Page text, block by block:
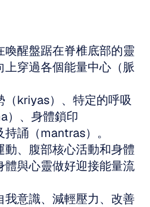
喚醒盤踞在脊椎底部的靈
上穿過各個能量中心（脈
（kriyas）、特定的呼吸
）、身體鎖印
持誦（mantras）。
動、腹部核心活動和身體
體與心靈做好迎接能量流
我意識、減輕壓力、改善